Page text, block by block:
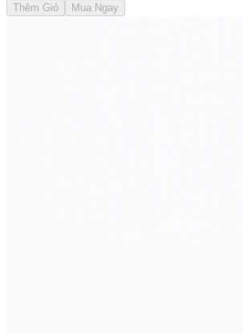
Thêm Giỏ Mua Ngay